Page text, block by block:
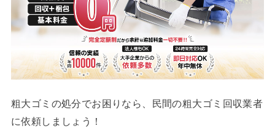
粗大ゴミの処分でお困りなら、民間の粗大ゴミ回収業者
に依頼しましょう！